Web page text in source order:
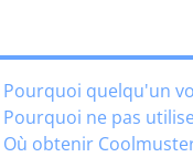
Pourquoi quelqu'un
Pourquoi ne pas
Où obtenir